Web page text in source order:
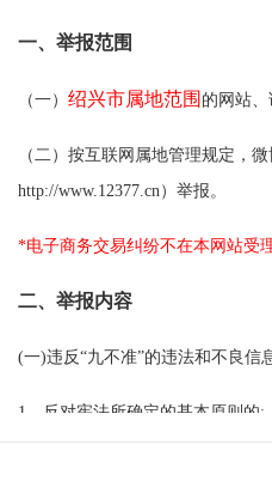
一、举报范围
（一） 绍兴市属地范围 的网站
（二）按互联网属地管理规定，
http://www.12377.cn）举报。
*电子商务交易纠纷不在本网站受
二、举报内容
(一)违反“九不准”的违法和不良信
1、反对宪法所确定的基本原则的;